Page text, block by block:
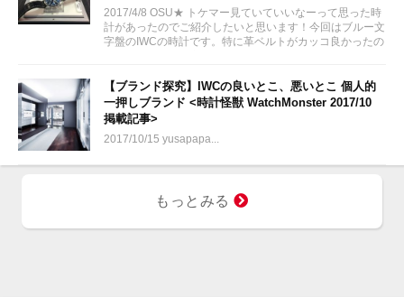
2017/4/8 OSU★ トケマー見ていていいなーって思った時
計があったのでご紹介したいと思います！今回はブルー文
字盤のIWCの時計です。特に革ベルトがカッコ良かったの
【ブランド探究】IWCの良いとこ、悪いとこ 個人的
一押しブランド <時計怪獣 WatchMonster 2017/10
掲載記事>
2017/10/15 yusapapa...
もっとみる